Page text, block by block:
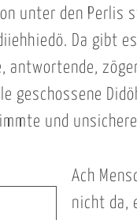
unter den Perlis
Da gibt
antwortende,
geschossene
und
Ach
nicht da,